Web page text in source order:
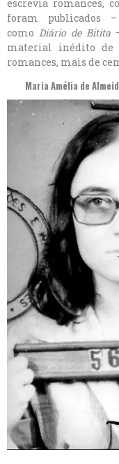
escrevia romances,
foram publicados
comoDiário de Bitita
material inédito de
romances, mais de
Maria Amélia de